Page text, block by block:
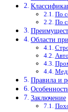
По
По
Области
Правила и
Заключение